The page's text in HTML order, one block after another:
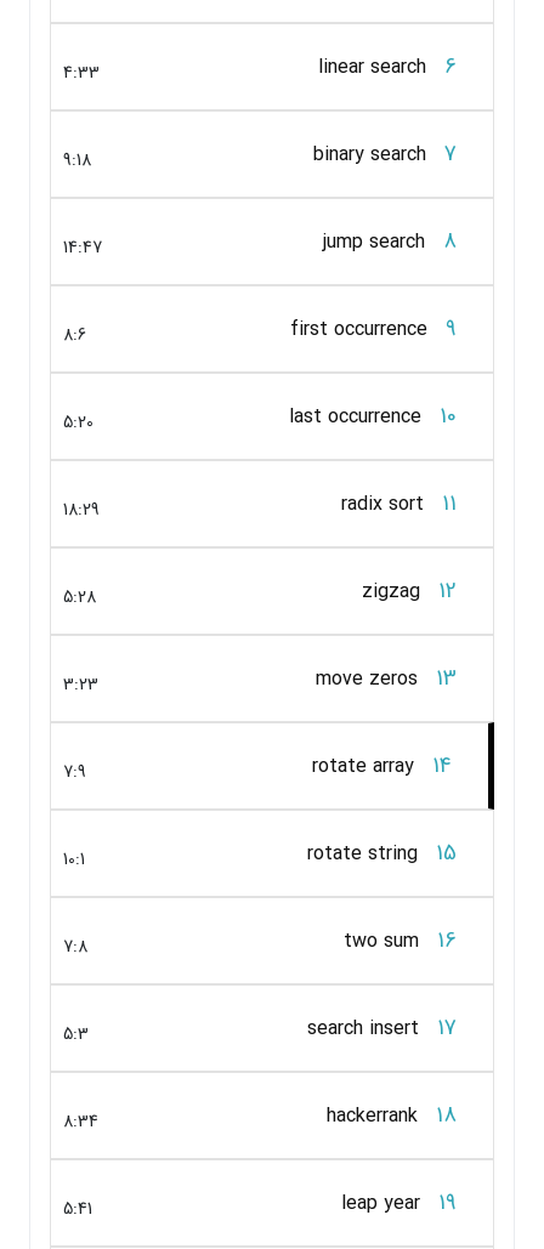
6
linear search
4:33
7
binary search
9:18
8
jump search
14:47
9
first occurrence
8:6
10
last occurrence
5:20
11
radix sort
18:29
12
zigzag
5:28
13
move zeros
3:23
14
rotate array
7:9
15
rotate string
10:1
16
two sum
7:8
17
search insert
5:3
18
hackerrank
8:34
19
leap year
5:41